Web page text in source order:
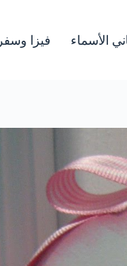
الأسماء فيزا وسفر